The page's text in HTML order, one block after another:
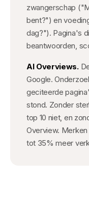
zwangerschap
bent?") en
dag?"). Pagina's
beantwoorden,
AI Overviews.
Google.
geciteerde
stond. Zonder
top 10 niet, en
Overview.
tot 35% meer